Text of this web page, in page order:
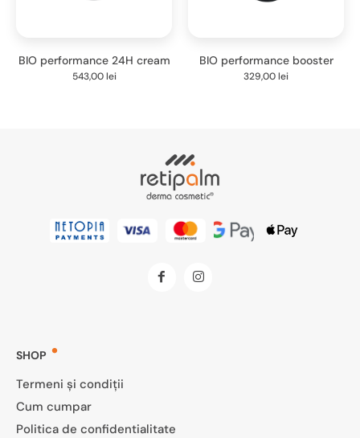
BIO performance 24H cream
543,00lei
BIO performance booster
329,00lei
SHOP
Termeni și condiții
Cum cumpar
Politica de confidentialitate